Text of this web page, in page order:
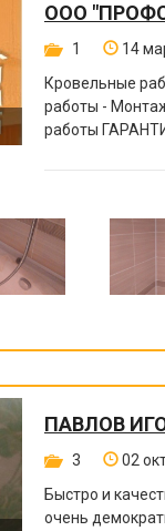
ООО
1 14
Кровельные
работы -
работы
ПАВЛОВ
3 02
Быстро и
очень